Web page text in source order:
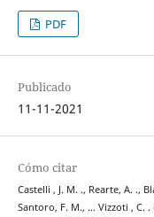
PDF
Publicado
11-11-2021
Cómo citar
Castelli , J. M. ., Rearte, A. .,
Santoro, F. M., … Vizzoti , C.